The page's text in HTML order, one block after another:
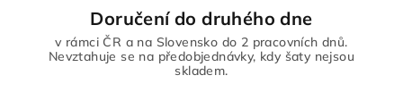
Doručení do druhého dne
v rámci ČR a na Slovensko do 2 pracovních dnů.
Nevztahuje se na předobjednávky, kdy šaty nejsou
skladem.